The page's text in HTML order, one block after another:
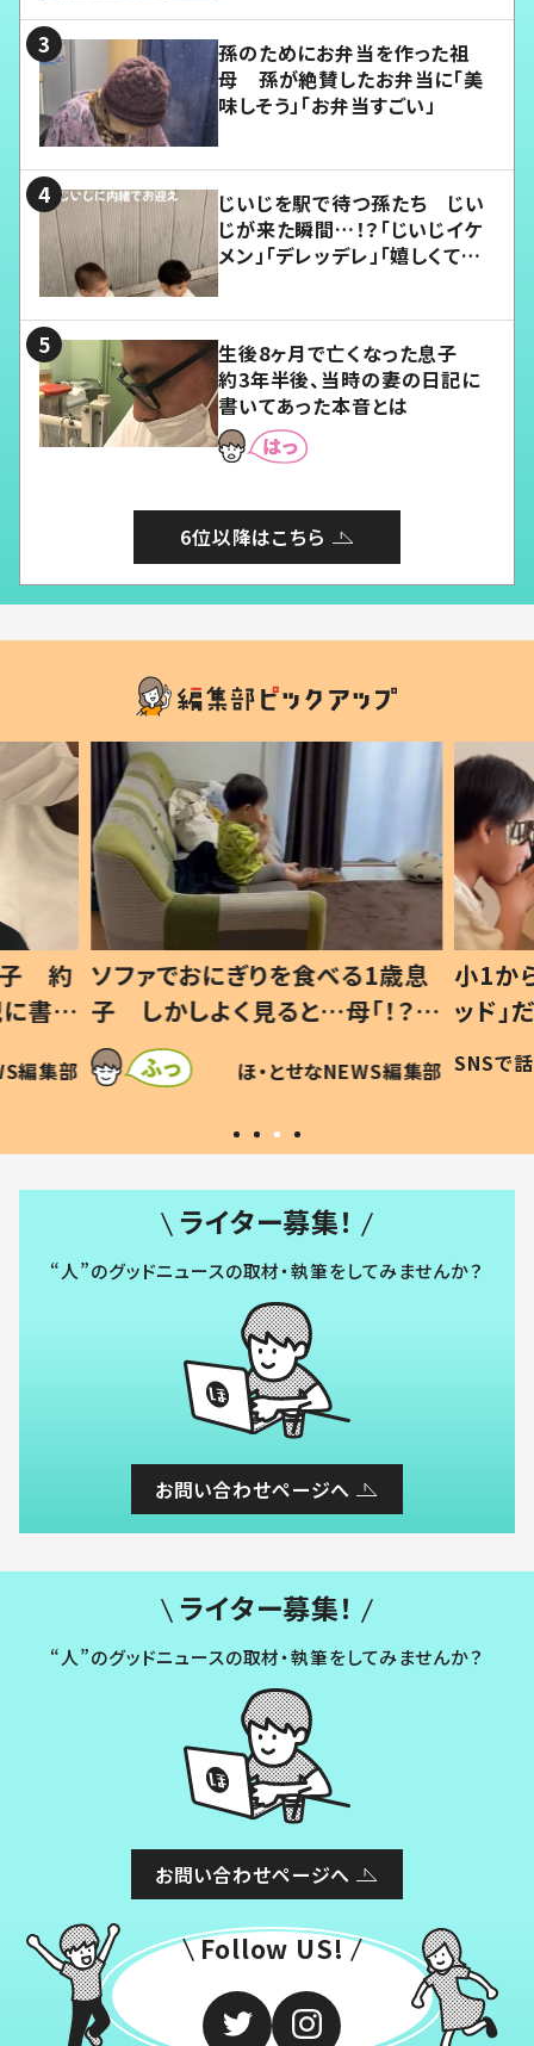
孫のためにお弁当を作った祖
母 孫が絶賛したお弁当に「美
味しそう」「お弁当すごい」
じいじを駅で待つ孫たち じい
じが来た瞬間…！？「じいじイケ
メン」「デレッデレ」「嬉しくて可
生後8ヶ月で亡くなった息子
約3年半後、当時の妻の日記に
書いてあった本音とは
6位以降はこちら
べる1歳息
「！？」
に「可愛
〜」
NEWS編集部
小1から不登校、息子は「ギフテ
ッド」だった 父が“ウチ給食”を
作り続ける理由とは #令和の親
#令和の子
SNSで話題 ほ・とせなNEWS編集部
い
ライター募集！
“人”のグッドニュースの取材・執筆をしてみませんか？
お問い合わせページへ
ライター募集！
“人”のグッドニュースの取材・執筆をしてみませんか？
お問い合わせページへ
Follow US!